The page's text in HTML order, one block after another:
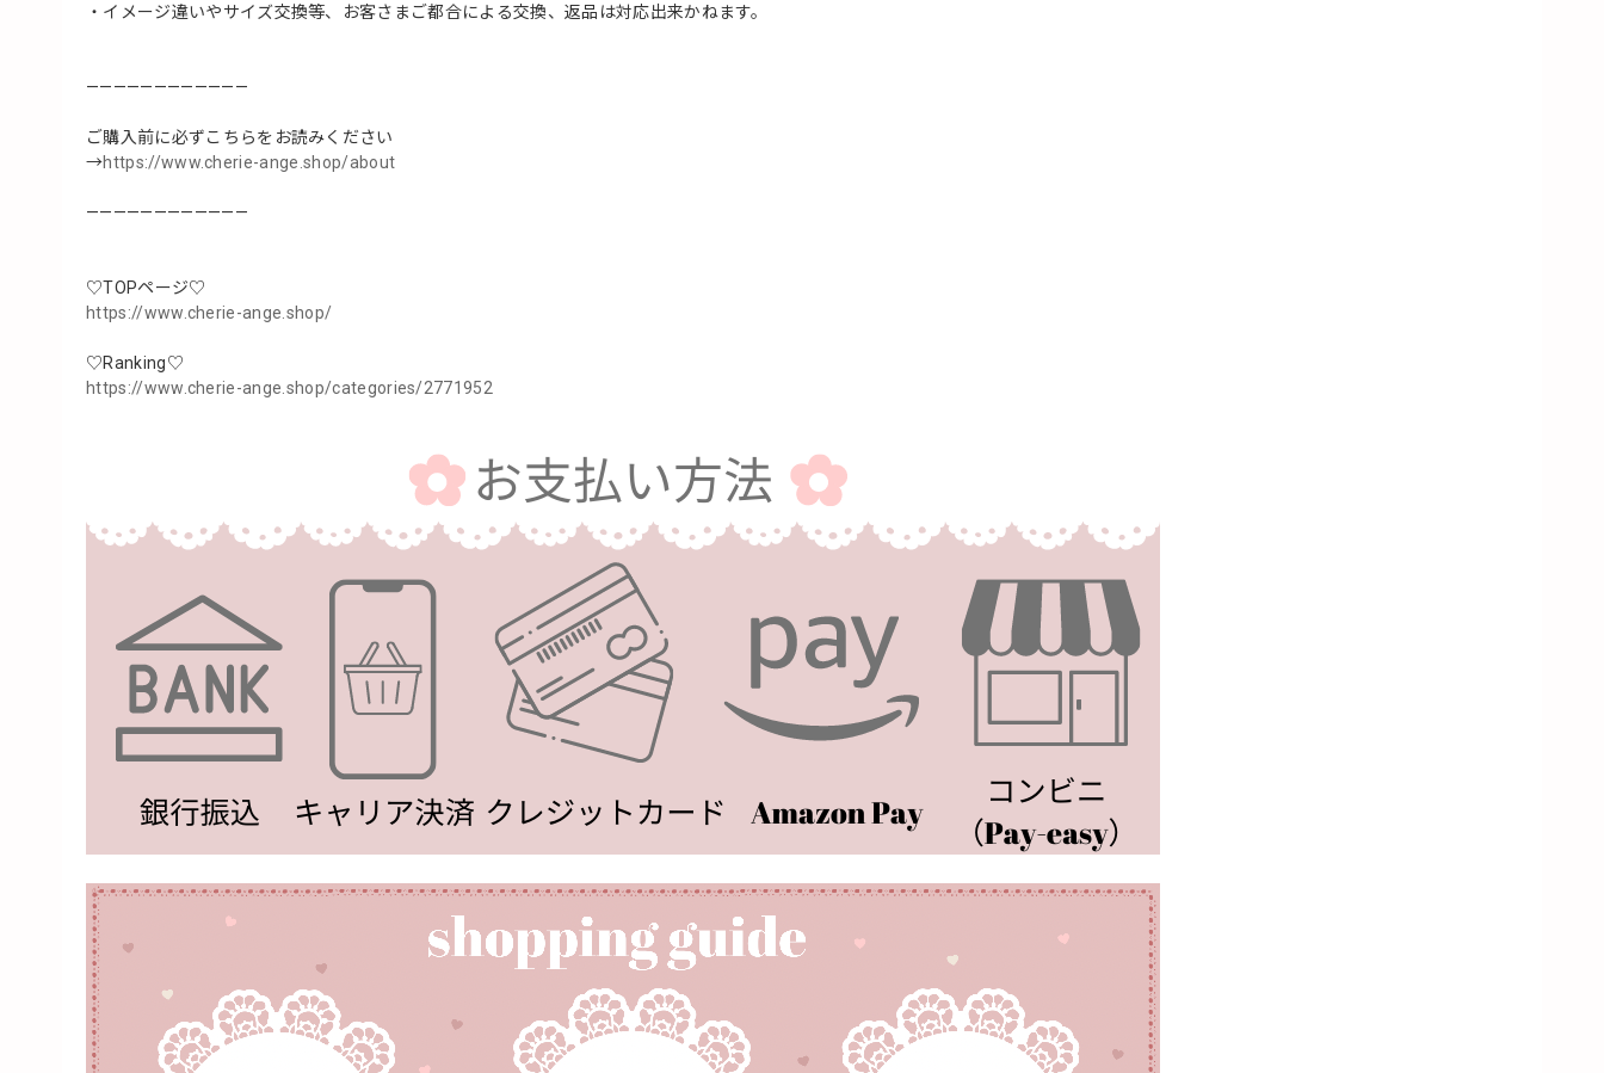
・イメージ違いやサイズ交換等、お客さまご都合による交換、返品は対応出来かねます。
————————————
ご購入前に必ずこちらをお読みください
→https://www.cherie-ange.shop/about
————————————
♡TOPページ♡
https://www.cherie-ange.shop/
♡Ranking♡
https://www.cherie-ange.shop/categories/2771952